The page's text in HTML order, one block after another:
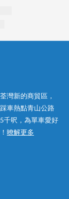
灣新的商貿區，
車熱點青山公路
千呎，為單車愛好
暸解更多